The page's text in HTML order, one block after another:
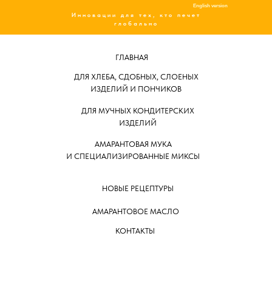
Инновации для тех, кто печет
глобально
English version
ДЛЯ ХЛЕБА, СДОБНЫХ, СЛОЕНЫХ
ИЗДЕЛИЙ И ПОНЧИКОВ
ГЛАВНАЯ
ДЛЯ МУЧНЫХ КОНДИТЕРСКИХ
ИЗДЕЛИЙ
АМАРАНТОВАЯ МУКА
И СПЕЦИАЛИЗИРОВАННЫЕ МИКСЫ
АМАРАНТОВОЕ МАСЛО
НОВЫЕ РЕЦЕПТУРЫ
КОНТАКТЫ